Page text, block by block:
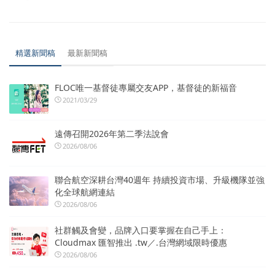
精選新聞稿 最新新聞稿
FLOC唯一基督徒專屬交友APP，基督徒的新福音
2021/03/29
遠傳召開2026年第二季法說會
2026/08/06
聯合航空深耕台灣40週年 持續投資市場、升級機隊並強
化全球航網連結
2026/08/06
社群觸及會變，品牌入口要掌握在自己手上：
Cloudmax 匯智推出 .tw／.台灣網域限時優惠
2026/08/06